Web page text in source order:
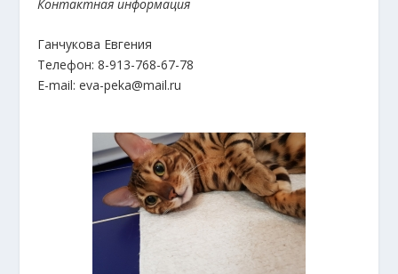
Контактная информация
Ганчукова Евгения
Телефон: 8-913-768-67-78
E-mail: eva-peka@mail.ru